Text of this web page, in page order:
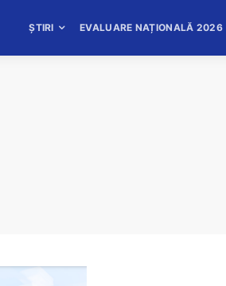
ȘTIRI EVALUARE NAȚIONALĂ 2026